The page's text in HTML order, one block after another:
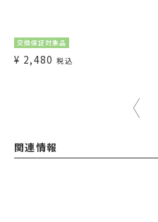
交換保証対象品
¥ 2,480 税込
関連情報